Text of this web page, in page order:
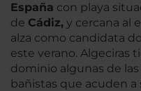
España con playa
de Cádiz, y cercana al
alza como candidata
este verano. Algeciras
dominio algunas de las
bañistas que acuden a